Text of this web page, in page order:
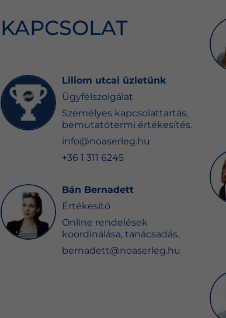
KAPCSOLAT
Liliom utcai üzletünk
Ügyfélszolgálat
Személyes kapcsolattartás,
bemutatótermi értékesítés.
info@noaserleg.hu
+36 1 311 6245
Bán Bernadett
Értékesítő
Online rendelések
koordinálása, tanácsadás.
bernadett@noaserleg.hu